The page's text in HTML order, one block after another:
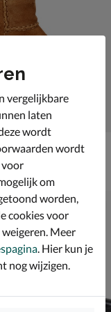
boots - cognac
vergelijkbare
laten
wordt
wordt
voor
om
worden,
cookies voor
Meer
. Hier kun je
nog wijzigen.